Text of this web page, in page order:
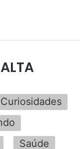
Curiosidades
Saúde